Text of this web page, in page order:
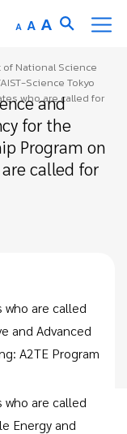
A Decrease
size.
AReset
size.
A Increase
size.
National Science
Science Tokyo
who are called for
and
for the
Program on
called for
are called
and Advanced
A2TE Program
are called
Energy and